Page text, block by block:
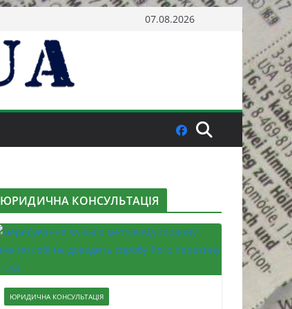
07.08.2026
ЮРИДИЧНА КОНСУЛЬТАЦІЯ
ЮРИДИЧНА КОНСУЛЬТАЦІЯ